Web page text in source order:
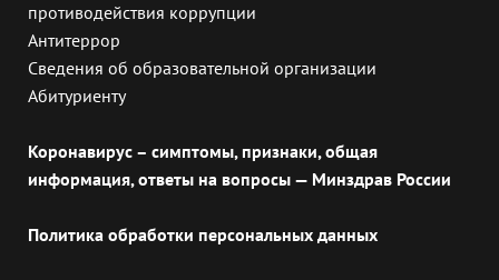
противодействия коррупции
Антитеррор
Сведения об образовательной организации
Абитуриенту
Коронавирус – симптомы, признаки, общая
информация, ответы на вопросы — Минздрав России
Политика обработки персональных данных